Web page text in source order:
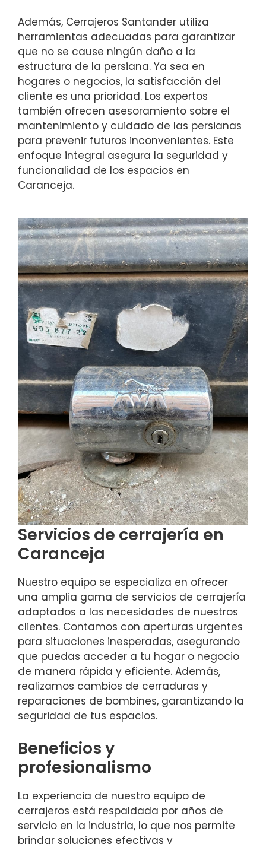
Además, Cerrajeros Santander utiliza
herramientas adecuadas para garantizar
que no se cause ningún daño a la
estructura de la persiana. Ya sea en
hogares o negocios, la satisfacción del
cliente es una prioridad. Los expertos
también ofrecen asesoramiento sobre el
mantenimiento y cuidado de las persianas
para prevenir futuros inconvenientes. Este
enfoque integral asegura la seguridad y
funcionalidad de los espacios en
Caranceja.
Servicios de cerrajería en
Caranceja
Nuestro equipo se especializa en ofrecer
una amplia gama de servicios de cerrajería
adaptados a las necesidades de nuestros
clientes. Contamos con aperturas urgentes
para situaciones inesperadas, asegurando
que puedas acceder a tu hogar o negocio
de manera rápida y eficiente. Además,
realizamos cambios de cerraduras y
reparaciones de bombines, garantizando la
seguridad de tus espacios.
Beneficios y
profesionalismo
La experiencia de nuestro equipo de
cerrajeros está respaldada por años de
servicio en la industria, lo que nos permite
brindar soluciones efectivas y